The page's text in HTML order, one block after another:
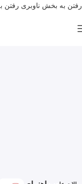
رفتن به بخش ناوبری رفتن